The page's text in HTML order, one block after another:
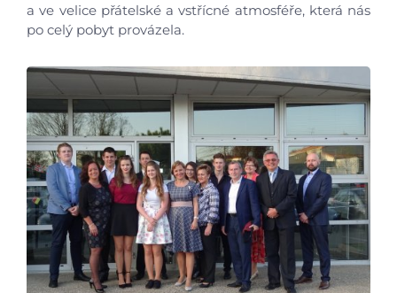
a ve velice přátelské a vstřícné atmosféře, která nás
po celý pobyt provázela.